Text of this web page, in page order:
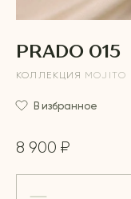
PRADO 015
КОЛЛЕКЦИЯ MOJITO
В избранное
8 900 ₽